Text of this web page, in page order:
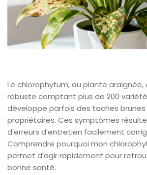
Le chlorophytum, ou plante
robuste comptant plus de 200
développe parfois des taches
propriétaires. Ces symptômes
d’erreurs d’entretien facilement
Comprendre pourquoi mon
permet d’agir rapidement pour
bonne santé.